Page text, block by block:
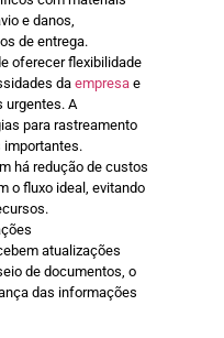
e danos,
de entrega.
oferecer flexibilidade
da empresa e
urgentes. A
para rastreamento
importantes.
há redução de custos
o fluxo ideal, evitando
atualizações
de documentos, o
das informações